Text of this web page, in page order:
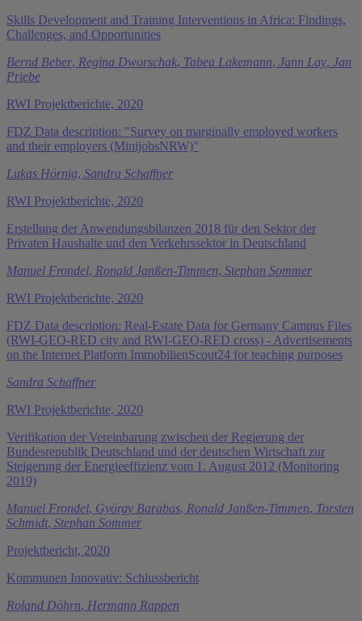
Skills Development and Training Interventions in Africa: Findings,
Challenges, and Opportunities
Bernd Beber, Regina Dworschak, Tabea Lakemann, Jann Lay, Jan
Priebe
RWI Projektberichte, 2020
FDZ Data description: "Survey on marginally employed workers
and their employers (MinijobsNRW)"
Lukas Hörnig, Sandra Schaffner
RWI Projektberichte, 2020
Erstellung der Anwendungsbilanzen 2018 für den Sektor der
Privaten Haushalte und den Verkehrssektor in Deutschland
Manuel Frondel, Ronald Janßen-Timmen, Stephan Sommer
RWI Projektberichte, 2020
FDZ Data description: Real-Estate Data for Germany Campus Files
(RWI-GEO-RED city and RWI-GEO-RED cross) - Advertisements
on the Internet Platform ImmobilienScout24 for teaching purposes
Sandra Schaffner
RWI Projektberichte, 2020
Verifikation der Vereinbarung zwischen der Regierung der
Bundesrepublik Deutschland und der deutschen Wirtschaft zur
Steigerung der Energieeffizienz vom 1. August 2012 (Monitoring
2019)
Manuel Frondel, György Barabas, Ronald Janßen-Timmen, Torsten
Schmidt, Stephan Sommer
Projektbericht, 2020
Kommunen Innovativ: Schlussbericht
Roland Döhrn, Hermann Rappen